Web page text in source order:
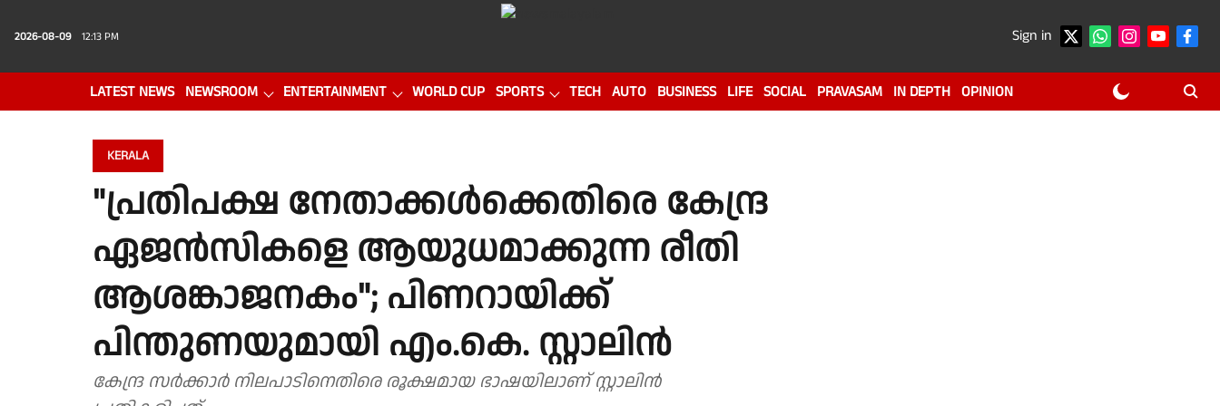
2026-08-09 12:13 PM Sign in
LATEST NEWS NEWSROOM ENTERTAINMENT WORLD CUP SPORTS TECH AUTO BUSINESS LIFE SOCIAL PRAVASAM IN DEPTH OPINION
KERALA
"പ്രതിപക്ഷ നേതാക്കൾക്കെതിരെ കേന്ദ്ര
ഏജൻസികളെ ആയുധമാക്കുന്ന രീതി
ആശങ്കാജനകം"; പിണറായിക്ക്
പിന്തുണയുമായി എം.കെ. സ്റ്റാലിന്‍
കേന്ദ്ര സർക്കാർ നിലപാടിനെതിരെ രൂക്ഷമായ ഭാഷയിലാണ് സ്റ്റാലിൻ